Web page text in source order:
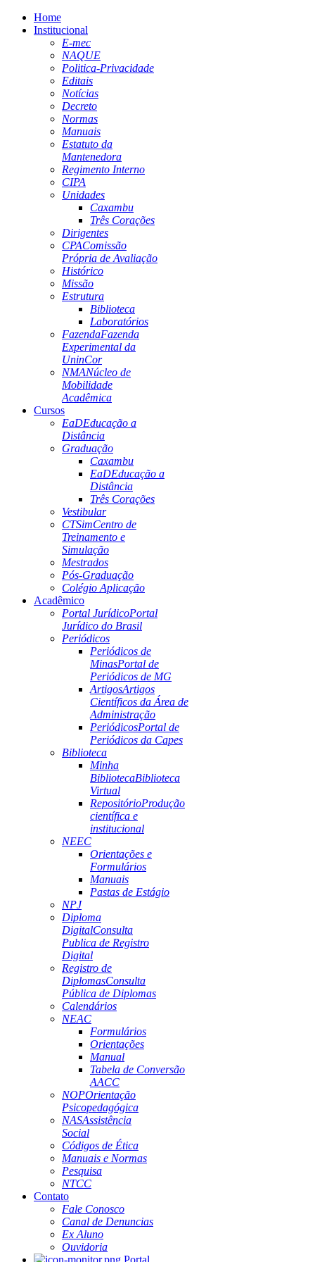
Home
Institucional
E-mec
NAQUE
Politica-Privacidade
Editais
Notícias
Decreto
Normas
Manuais
Estatuto da
Mantenedora
Regimento Interno
CIPA
Unidades
Caxambu
Três Corações
Dirigentes
CPAComissão
Própria de Avaliação
Histórico
Missão
Estrutura
Biblioteca
Laboratórios
FazendaFazenda
Experimental da
UninCor
NMANúcleo de
Mobilidade
Acadêmica
Cursos
EaDEducação a
Distância
Graduação
Caxambu
EaDEducação a
Distância
Três Corações
Vestibular
CTSimCentro de
Treinamento e
Simulação
Mestrados
Pós-Graduação
Colégio Aplicação
Acadêmico
Portal JurídicoPortal
Jurídico do Brasil
Periódicos
Periódicos de
MinasPortal de
Periódicos de MG
ArtigosArtigos
Científicos da Área de
Administração
PeriódicosPortal de
Periódicos da Capes
Biblioteca
Minha
BibliotecaBiblioteca
Virtual
RepositórioProdução
científica e
institucional
NEEC
Orientações e
Formulários
Manuais
Pastas de Estágio
NPJ
Diploma
DigitalConsulta
Publica de Registro
Digital
Registro de
DiplomasConsulta
Pública de Diplomas
Calendários
NEAC
Formulários
Orientações
Manual
Tabela de Conversão
AACC
NOPOrientação
Psicopedagógica
NASAssistência
Social
Códigos de Ética
Manuais e Normas
Pesquisa
NTCC
Contato
Fale Conosco
Canal de Denuncias
Ex Aluno
Ouvidoria
Portal